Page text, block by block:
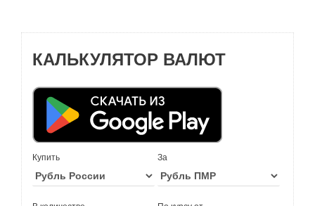
КАЛЬКУЛЯТОР ВАЛЮТ
Купить За